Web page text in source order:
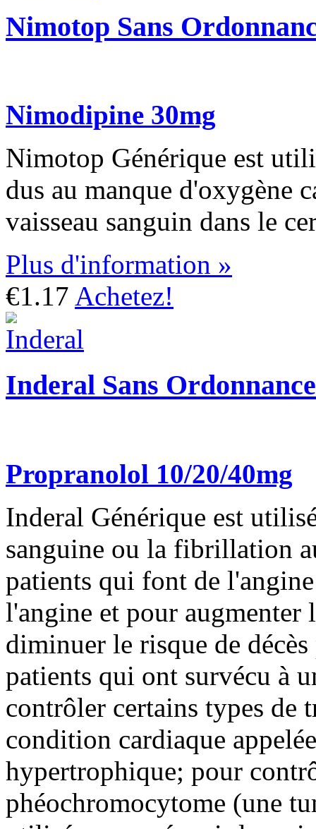
Nimotop Sans
Nimodipine 30mg
Nimotop Générique est
dus au manque d'oxygène
vaisseau sanguin dans le
Plus d'information »
€1.17 Achetez!
Inderal Sans Ordonnance
Propranolol 10/20/40mg
Inderal Générique est
sanguine ou la fibrillation
patients qui font de
l'angine et pour augmenter
diminuer le risque de
patients qui ont survécu à
contrôler certains types de
condition cardiaque
hypertrophique; pour
phéochromocytome (une